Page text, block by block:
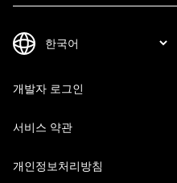
개발자 로그인
서비스 약관
개인정보처리방침